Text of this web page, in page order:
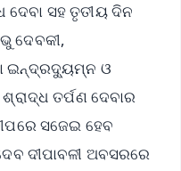
ସହ ତୃତୀୟ ଦିନ
ଦେବକୀ,
ଇନ୍ଦ୍ରଦ୍ୟୁମ୍ନ ଓ
ତର୍ପଣ ଦେବାର
ସଜେଇ ହେବ
ଦୀପାବଳୀ ଅବସରରେ